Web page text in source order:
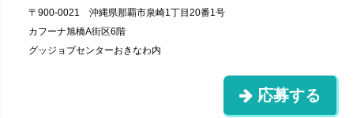
〒900-0021 沖縄県那覇市泉崎1丁目20番1号
カフーナ旭橋A街区6階
グッジョブセンターおきなわ内
応募する